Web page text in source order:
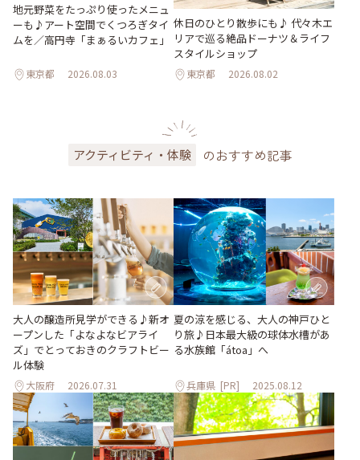
地元野菜をたっぷり使ったメニュ
ーも♪アート空間でくつろぎタイ
ムを／高円寺「まぁるいカフェ」
東京都 2026.08.03
休日のひとり散歩にも♪ 代々木エ
リアで巡る絶品ドーナツ＆ライフ
スタイルショップ
東京都 2026.08.02
アクティビティ・体験 のおすすめ記事
大人の醸造所見学ができる♪新オ
ープンした「よなよなビアライ
ズ」でとっておきのクラフトビー
ル体験
大阪府 2026.07.31
夏の涼を感じる、大人の神戸ひと
り旅♪日本最大級の球体水槽があ
る水族館「átoa」へ
兵庫県 [PR] 2025.08.12